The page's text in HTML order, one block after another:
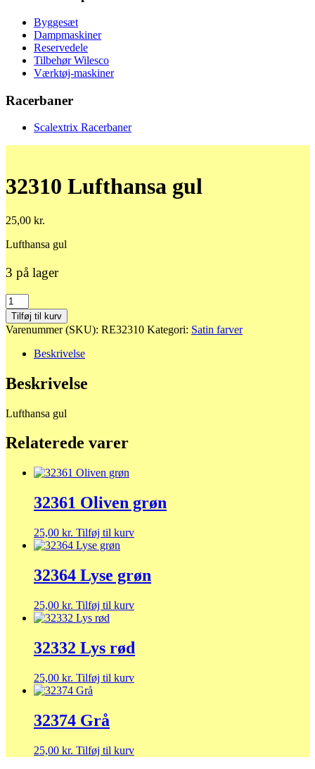
Byggesæt
Dampmaskiner
Reservedele
Tilbehør Wilesco
Værktøj-maskiner
Racerbaner
Scalextrix Racerbaner
32310 Lufthansa gul
25,00 kr.
Lufthansa gul
3 på lager
32310
Lufthansa
gul
antal
Tilføj til kurv
Varenummer (SKU): RE32310 Kategori: Satin farver
Beskrivelse
Beskrivelse
Lufthansa gul
Relaterede varer
32361 Oliven grøn
25,00 kr. Tilføj til kurv
32364 Lyse grøn
25,00 kr. Tilføj til kurv
32332 Lys rød
25,00 kr. Tilføj til kurv
32374 Grå
25,00 kr. Tilføj til kurv